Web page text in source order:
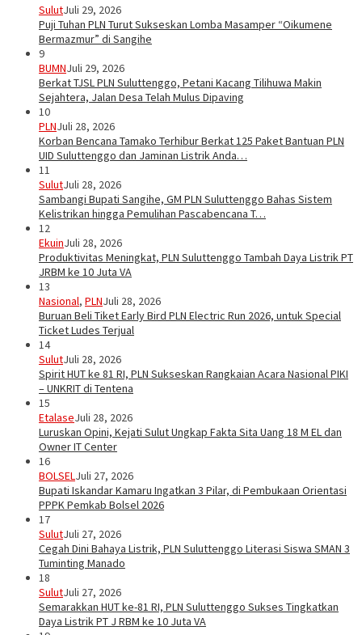
SulutJuli 29, 2026
Puji Tuhan PLN Turut Sukseskan Lomba Masamper “Oikumene
Bermazmur” di Sangihe
9
BUMNJuli 29, 2026
Berkat TJSL PLN Suluttenggo, Petani Kacang Tilihuwa Makin
Sejahtera, Jalan Desa Telah Mulus Dipaving
10
PLNJuli 28, 2026
Korban Bencana Tamako Terhibur Berkat 125 Paket Bantuan PLN
UID Suluttenggo dan Jaminan Listrik Anda…
11
SulutJuli 28, 2026
Sambangi Bupati Sangihe, GM PLN Suluttenggo Bahas Sistem
Kelistrikan hingga Pemulihan Pascabencana T…
12
EkuinJuli 28, 2026
Produktivitas Meningkat, PLN Suluttenggo Tambah Daya Listrik PT
JRBM ke 10 Juta VA
13
Nasional, PLNJuli 28, 2026
Buruan Beli Tiket Early Bird PLN Electric Run 2026, untuk Special
Ticket Ludes Terjual
14
SulutJuli 28, 2026
Spirit HUT ke 81 RI, PLN Sukseskan Rangkaian Acara Nasional PIKI
– UNKRIT di Tentena
15
EtalaseJuli 28, 2026
Luruskan Opini, Kejati Sulut Ungkap Fakta Sita Uang 18 M EL dan
Owner IT Center
16
BOLSELJuli 27, 2026
Bupati Iskandar Kamaru Ingatkan 3 Pilar, di Pembukaan Orientasi
PPPK Pemkab Bolsel 2026
17
SulutJuli 27, 2026
Cegah Dini Bahaya Listrik, PLN Suluttenggo Literasi Siswa SMAN 3
Tuminting Manado
18
SulutJuli 27, 2026
Semarakkan HUT ke-81 RI, PLN Suluttenggo Sukses Tingkatkan
Daya Listrik PT J RBM ke 10 Juta VA